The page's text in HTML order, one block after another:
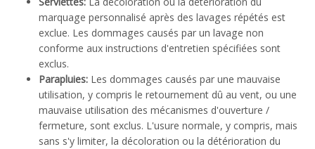
marquage personnalisé après des lavages répétés est
exclue. Les dommages causés par un lavage non
conforme aux instructions d'entretien spécifiées sont
exclus.
Parapluies: Les dommages causés par une mauvaise
utilisation, y compris le retournement dû au vent, ou une
mauvaise utilisation des mécanismes d'ouverture /
fermeture, sont exclus. L'usure normale, y compris, mais
sans s'y limiter, la décoloration ou la détérioration du